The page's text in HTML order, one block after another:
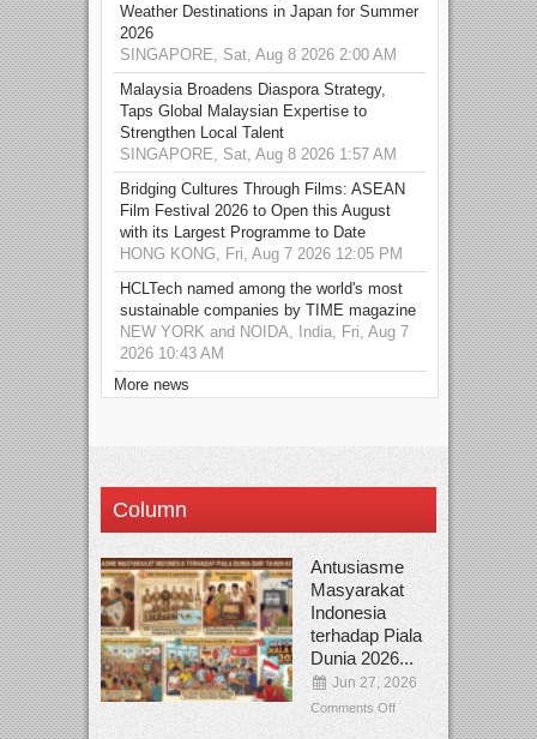
Weather Destinations in Japan for Summer
2026
SINGAPORE, Sat, Aug 8 2026 2:00 AM
Malaysia Broadens Diaspora Strategy,
Taps Global Malaysian Expertise to
Strengthen Local Talent
SINGAPORE, Sat, Aug 8 2026 1:57 AM
Bridging Cultures Through Films: ASEAN
Film Festival 2026 to Open this August
with its Largest Programme to Date
HONG KONG, Fri, Aug 7 2026 12:05 PM
HCLTech named among the world's most
sustainable companies by TIME magazine
NEW YORK and NOIDA, India, Fri, Aug 7
2026 10:43 AM
More news
Column
Antusiasme
Masyarakat
Indonesia
terhadap Piala
Dunia 2026...
Jun 27, 2026
Comments Off